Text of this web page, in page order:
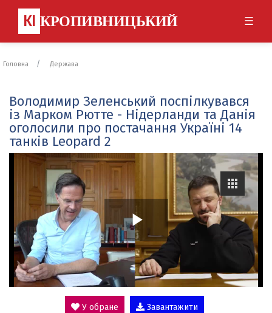
КІ КРОПИВНИЦЬКИЙ ☰
Головна Держава
Володимир Зеленський поспілкувався
із Марком Рютте - Нідерланди та Данія
оголосили про постачання Україні 14
танків Leopard 2
P
l
У обране Завантажити